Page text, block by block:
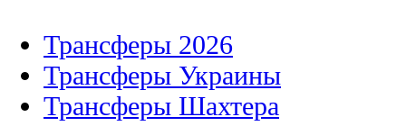
Трансферы 2026
Трансферы Украины
Трансферы Шахтера